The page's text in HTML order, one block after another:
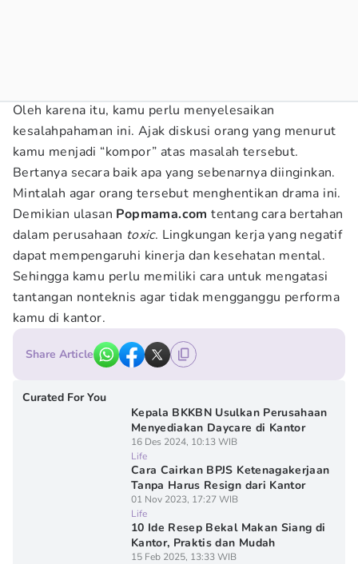
Oleh karena itu, kamu perlu menyelesaikan
kesalahpahaman ini. Ajak diskusi orang yang menurut
kamu menjadi “kompor” atas masalah tersebut.
Bertanya secara baik apa yang sebenarnya diinginkan.
Mintalah agar orang tersebut menghentikan drama ini.
Demikian ulasan Popmama.comtentang cara bertahan
dalam perusahaan toxic. Lingkungan kerja yang negatif
dapat mempengaruhi kinerja dan kesehatan mental.
Sehingga kamu perlu memiliki cara untuk mengatasi
tantangan nonteknis agar tidak mengganggu performa
kamu di kantor.
Share Article
Curated For You
Kepala BKKBN Usulkan Perusahaan
Menyediakan Daycare di Kantor
16 Des 2024, 10:13 WIB
Life
Cara Cairkan BPJS Ketenagakerjaan
Tanpa Harus Resign dari Kantor
01 Nov 2023, 17:27 WIB
Life
10 Ide Resep Bekal Makan Siang di
Kantor, Praktis dan Mudah
15 Feb 2025, 13:33 WIB